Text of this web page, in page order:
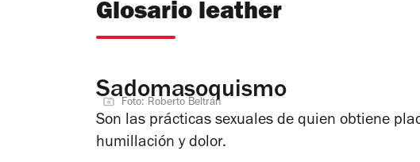
Glosario leather
Sadomasoquismo
Foto: Roberto Beltrán
Son las prácticas sexuales de quien obtiene
humillación y dolor.